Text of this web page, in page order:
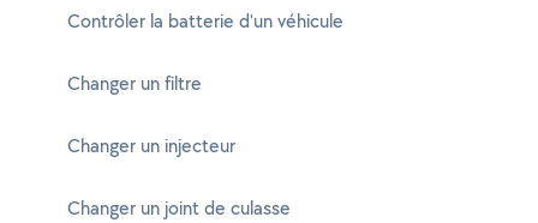
Contrôler la batterie d'un véhicule
Changer un filtre
Changer un injecteur
Changer un joint de culasse